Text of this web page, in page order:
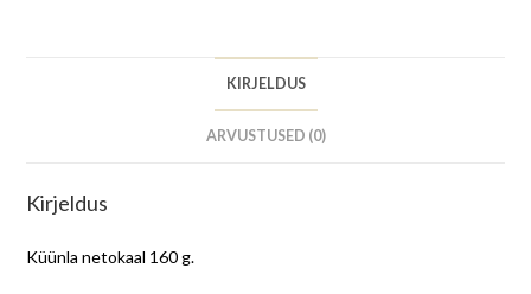
KIRJELDUS
ARVUSTUSED (0)
Kirjeldus
Küünla netokaal 160 g.